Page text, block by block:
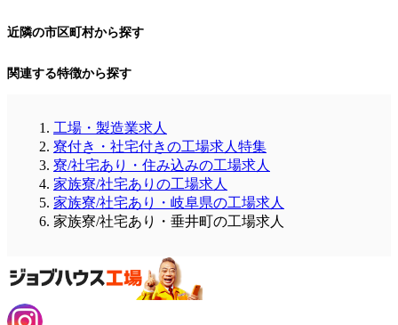
近隣の市区町村から探す
関連する特徴から探す
工場・製造業求人
寮付き・社宅付きの工場求人特集
寮/社宅あり・住み込みの工場求人
家族寮/社宅ありの工場求人
家族寮/社宅あり・岐阜県の工場求人
家族寮/社宅あり・垂井町の工場求人